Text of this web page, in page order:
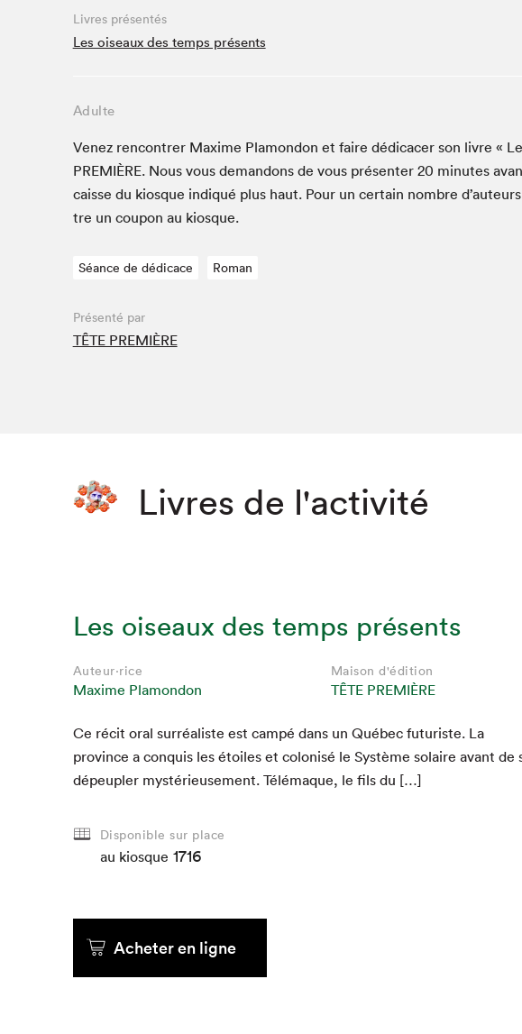
Café La Presse
Espace Côte-des-Neiges
La lecture en cadeau
Le grand jeu de lecture à voix haute du Salon du livre
de Montréal
Le
Lettres québécoises au Salon
Louisiane enracinée et branchée
Mur des illustrateur·rice·s
Que cherchez-
Livres présentés
Les oiseaux des temps présents
Adulte
Venez ren­con­tr­er Maxime Pla­m­on­don et faire dédi­cac­er son livre «
PRE­MIÈRE. Nous vous deman­dons de vous présen­ter 20 min­utes
caisse du kiosque indiqué plus haut. Pour un cer­tain nom­bre
tre un coupon au kiosque.
Séance de dédicace Roman
Présenté par
TÊTE PREMIÈRE
Livres de l'activité
Les oiseaux des temps présents
Auteur·rice
Maxime Plamondon
Maison d'édition
TÊTE PREMIÈRE
Ce réc­it oral sur­réal­iste est cam­pé dans un Québec futur­iste. La
province a con­quis les étoiles et colonisé le Sys­tème solaire avant de
dépe­u­pler mys­térieuse­ment. Télé­maque, le fils du […]
Disponible sur place
au kiosque 1716
Acheter en ligne